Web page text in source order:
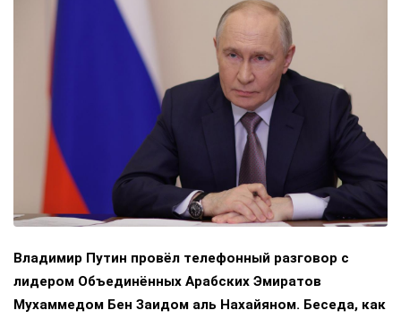
Владимир Путин провёл телефонный разговор с
лидером Объединённых Арабских Эмиратов
Мухаммедом Бен Заидом аль Нахайяном. Беседа, как